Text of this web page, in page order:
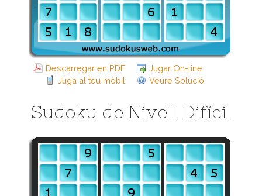
Descarregar en PDF
Jugar On-line
Juga al teu mòbil
Veure Solució
Sudoku de Nivell Difícil